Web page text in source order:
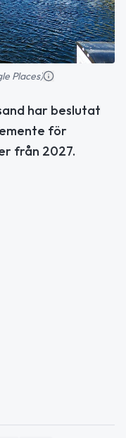
Places)
har beslutat
för
från 2027.